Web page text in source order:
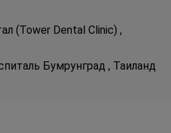
(Tower Dental Clinic) ,
Бумрунград , Таиланд